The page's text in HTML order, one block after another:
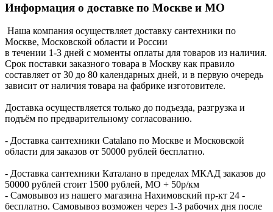
Информация о доставке по Москве и МО
Наша компания осуществляет доставку сантехники по
Москве, Московской области и России
в течении 1-3 дней с моменты оплаты для товаров из наличия.
Срок поставки заказного товара в Москву как правило
составляет от 30 до 80 календарных дней, и в первую очередь
зависит от наличия товара на фабрике изготовителе.
Доставка осуществляется только до подъезда, разгрузка и
подъём по предварительному согласованию.
- Доставка сантехники Catalano по Москве и Московской
области для заказов от 50000 рублей бесплатно.
- Доставка сантехники Каталано в пределах МКАД заказов до
50000 рублей стоит 1500 рублей, МО + 50р/км
- Самовывоз из нашего магазина Нахимовский пр-кт 24 -
бесплатно. Самовывоз возможен через 1-3 рабочих дня после